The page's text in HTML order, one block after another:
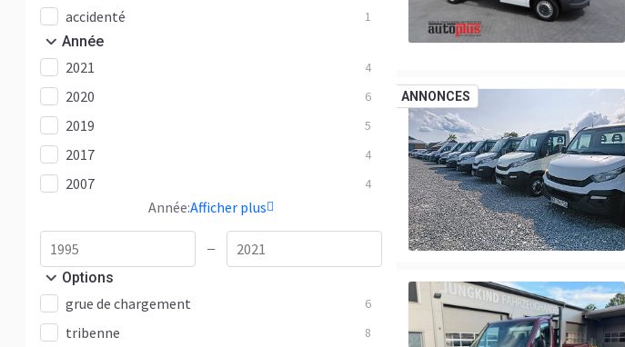
accidenté 1
Année
2021 4
2020 6
2019 5
2017 4
2007 4
Année:Afficher plus
—
Options
grue de chargement 6
tribenne 8
ANNONCES